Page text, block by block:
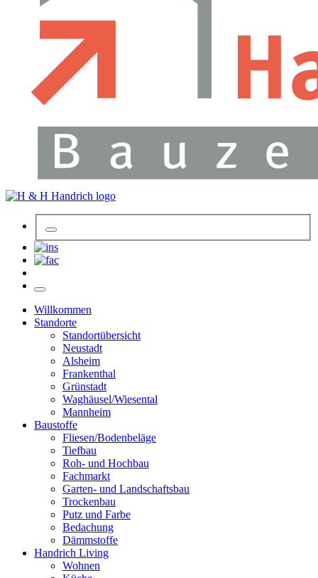
Willkommen
Standorte
Standortübersicht
Neustadt
Alsheim
Frankenthal
Grünstadt
Waghäusel/Wiesental
Mannheim
Baustoffe
Fliesen/Bodenbeläge
Tiefbau
Roh- und Hochbau
Fachmarkt
Garten- und Landschaftsbau
Trockenbau
Putz und Farbe
Bedachung
Dämmstoffe
Handrich Living
Wohnen